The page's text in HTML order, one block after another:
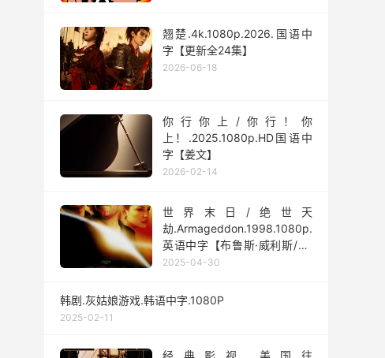
翘楚.4k.1080p.2026.国语中
字【更新全24集】
2026-06-18
你行你上/你行！你
上！.2025.1080p.HD国语中
字【姜文】
2026-02-14
世界末日/绝世天
劫.Armageddon.1998.1080p.
英语中字【布鲁斯·威利斯/本·
阿弗莱克/丽芙·泰勒】
2025-04-30
韩剧.灰姑娘游戏.韩语中字.1080P
2025-02-11
经典影视.美国往